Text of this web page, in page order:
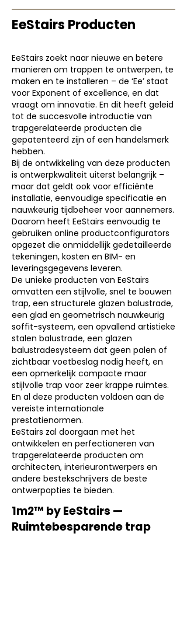
EeStairs Producten
EeStairs zoekt naar nieuwe en betere
manieren om trappen te ontwerpen, te
maken en te installeren – de ‘Ee’ staat
voor Exponent of excellence, en dat
vraagt om innovatie. En dit heeft geleid
tot de succesvolle introductie van
trapgerelateerde producten die
gepatenteerd zijn of een handelsmerk
hebben.
Bij de ontwikkeling van deze producten
is ontwerpkwaliteit uiterst belangrijk –
maar dat geldt ook voor efficiënte
installatie, eenvoudige specificatie en
nauwkeurig tijdbeheer voor aannemers.
Daarom heeft EeStairs eenvoudig te
gebruiken online productconfigurators
opgezet die onmiddellijk gedetailleerde
tekeningen, kosten en BIM- en
leveringsgegevens leveren.
De unieke producten van EeStairs
omvatten een stijlvolle, snel te bouwen
trap, een structurele glazen balustrade,
een glad en geometrisch nauwkeurig
soffit-systeem, een opvallend artistieke
stalen balustrade, een glazen
balustradesysteem dat geen palen of
zichtbaar voetbeslag nodig heeft, en
een opmerkelijk compacte maar
stijlvolle trap voor zeer krappe ruimtes.
En al deze producten voldoen aan de
vereiste internationale
prestatienormen.
EeStairs zal doorgaan met het
ontwikkelen en perfectioneren van
trapgerelateerde producten om
architecten, interieurontwerpers en
andere bestekschrijvers de beste
ontwerpopties te bieden.
1m2™ by EeStairs —
Ruimtebesparende trap